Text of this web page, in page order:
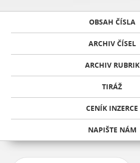
OBSAH ČÍSLA
ARCHIV ČÍSEL
ARCHIV RUBRIK
TIRÁŽ
CENÍK INZERCE
NAPIŠTE NÁM